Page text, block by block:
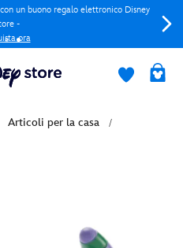
un buono regalo elettronico Disney
-
ora
Articoli per la casa